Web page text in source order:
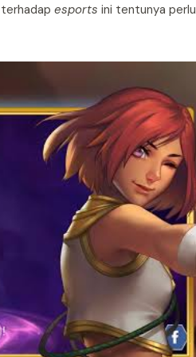
esports ini tentunya